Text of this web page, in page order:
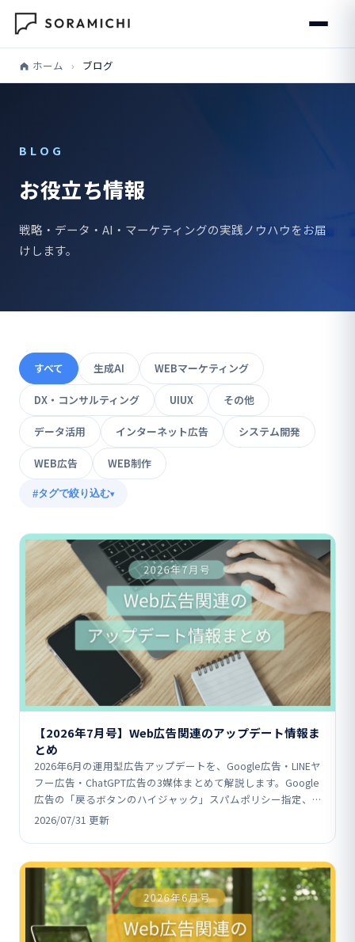
ホーム › ブログ
BLOG
お役立ち情報
戦略・データ・AI・マーケティングの実践ノウハウをお届
けします。
すべて 生成AI WEBマーケティング
DX・コンサルティング UIUX その他
データ活用 インターネット広告 システム開発
WEB広告 WEB制作
タグで絞り込む▾
【2026年7月号】Web広告関連のアップデート情報ま
とめ
2026年6月の運用型広告アップデートを、Google広告・LINEヤ
フー広告・ChatGPT広告の3媒体まとめて解説します。Google
広告の「戻るボタンのハイジャック」スパムポリシー指定、
LINEヤフー広告の友だち追…
2026/07/31 更新